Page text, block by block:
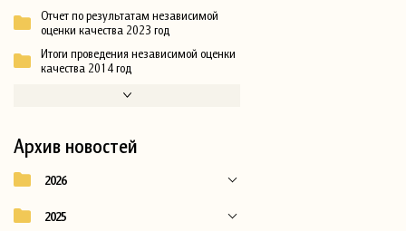
Отчет по результатам независимой
оценки качества 2023 год
Итоги проведения независимой оценки
качества 2014 год
Архив новостей
2026
2025